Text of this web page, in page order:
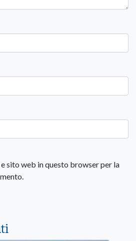
sito web in questo browser per la